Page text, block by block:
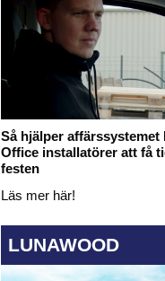
Så hjälper affärssystemet
Office installatörer att få
festen
Läs mer här!
LUNAWOOD